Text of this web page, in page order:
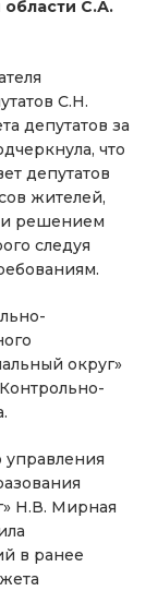
С.А.
С.Н.
депутатов за
что
депутатов
жителей,
и решением
следуя
округ»
управления
Н.В. Мирная
в ранее